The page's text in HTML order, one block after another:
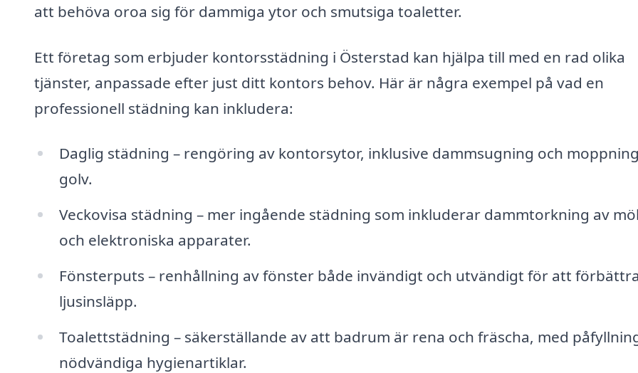
att behöva oroa sig för dammiga ytor och smutsiga toaletter.
Ett företag som erbjuder kontorsstädning i Österstad kan hjälpa till med en rad olika
tjänster, anpassade efter just ditt kontors behov. Här är några exempel på vad en
professionell städning kan inkludera:
Daglig städning – rengöring av kontorsytor, inklusive dammsugning och
golv.
Veckovisa städning – mer ingående städning som inkluderar dammtorkning av
och elektroniska apparater.
Fönsterputs – renhållning av fönster både invändigt och utvändigt för att förbättra
ljusinsläpp.
Toalettstädning – säkerställande av att badrum är rena och fräscha, med
nödvändiga hygienartiklar.